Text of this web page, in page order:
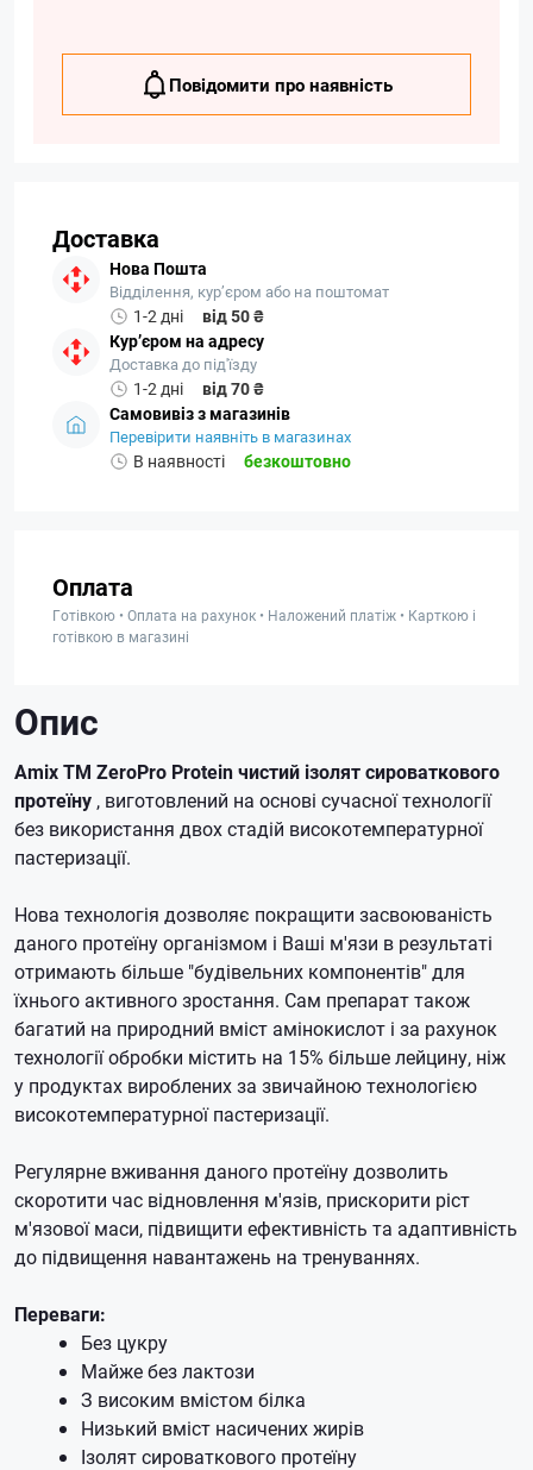
Повідомити про наявність
Доставка
Нова Пошта
Відділення, кур’єром або на поштомат
1-2 дні
від 50 ₴
Кур’єром на адресу
Доставка до під'їзду
1-2 дні
від 70 ₴
Самовивіз з магазинів
Перевірити наявніть в магазинах
В наявності безкоштовно
Оплата
Готівкою • Оплата на рахунок • Наложений платіж • Карткою і
готівкою в магазині
Опис
Amix TM ZeroPro Protein чистий ізолят сироваткового
протеїну , виготовлений на основі сучасної технології
без використання двох стадій високотемпературної
пастеризації.
Нова технологія дозволяє покращити засвоюваність
даного протеїну організмом і Ваші м'язи в результаті
отримають більше "будівельних компонентів" для
їхнього активного зростання. Сам препарат також
багатий на природний вміст амінокислот і за рахунок
технології обробки містить на 15% більше лейцину, ніж
у продуктах вироблених за звичайною технологією
високотемпературної пастеризації.
Регулярне вживання даного протеїну дозволить
скоротити час відновлення м'язів, прискорити ріст
м'язової маси, підвищити ефективність та адаптивність
до підвищення навантажень на тренуваннях.
Переваги:
Без цукру
Майже без лактози
З високим вмістом білка
Низький вміст насичених жирів
Ізолят сироваткового протеїну